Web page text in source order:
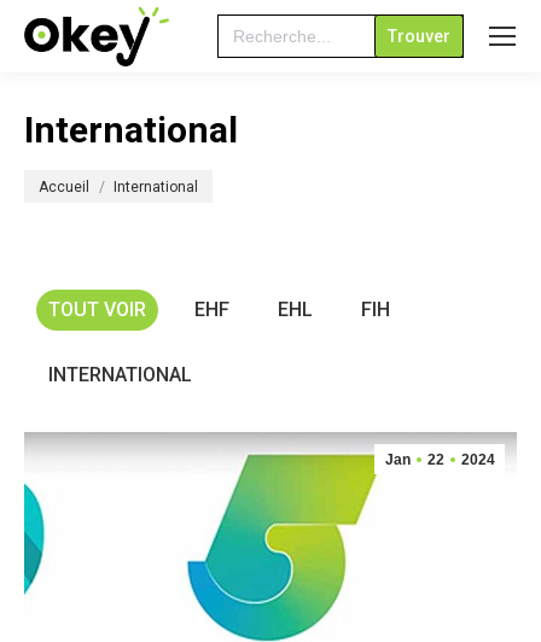
Search
for:
International
Accueil International
TOUT VOIR EHF EHL FIH
INTERNATIONAL
Jan 22 2024